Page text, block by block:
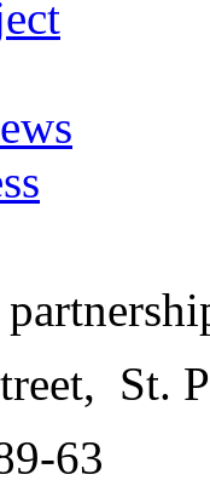
, St.
63